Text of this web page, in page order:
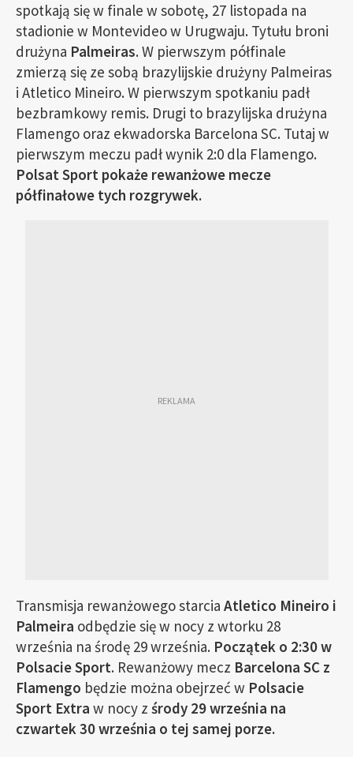
spotkają się w finale w sobotę, 27 listopada na
stadionie w Montevideo w Urugwaju. Tytułu broni
drużyna Palmeiras. W pierwszym półfinale
zmierzą się ze sobą brazylijskie drużyny Palmeiras
i Atletico Mineiro. W pierwszym spotkaniu padł
bezbramkowy remis. Drugi to brazylijska drużyna
Flamengo oraz ekwadorska Barcelona SC. Tutaj w
pierwszym meczu padł wynik 2:0 dla Flamengo.
Polsat Sport pokaże rewanżowe mecze
półfinałowe tych rozgrywek.
Transmisja rewanżowego starcia Atletico Mineiro i
Palmeira odbędzie się w nocy z wtorku 28
września na środę 29 września. Początek o 2:30 w
Polsacie Sport. Rewanżowy mecz Barcelona SC z
Flamengo będzie można obejrzeć w Polsacie
Sport Extra w nocy z środy 29 września na
czwartek 30 września o tej samej porze.